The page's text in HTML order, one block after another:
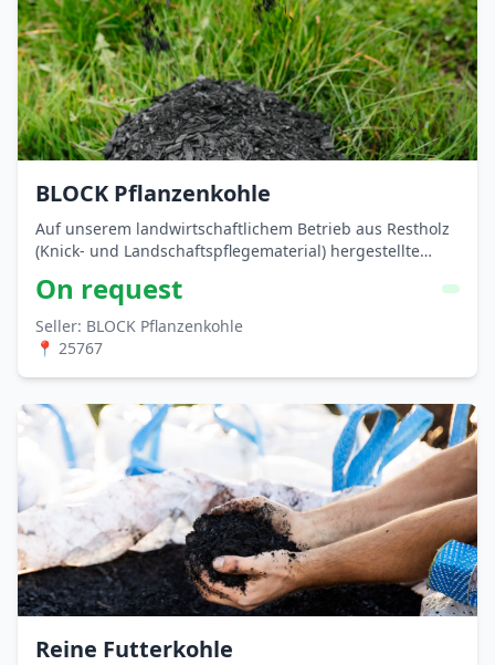
BLOCK Pflanzenkohle
Auf unserem landwirtschaftlichem Betrieb aus Restholz
(Knick- und Landschaftspflegematerial) hergestellte
On request
Seller: BLOCK Pflanzenkohle
📍 25767
Reine Futterkohle